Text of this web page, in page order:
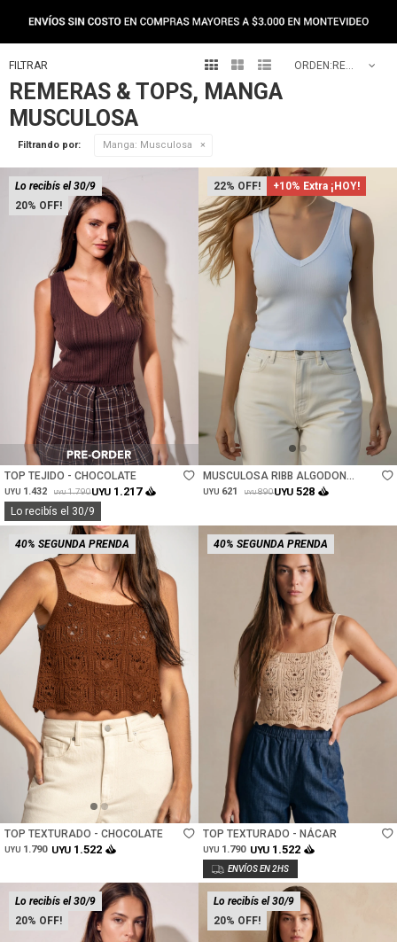
REMERAS & TOPS, MANGA
MUSCULOSA
   RECOMENDADOS
Filtrando por: Manga: Musculosa
20
Lo recibís el 30/9
Talle
TOP TEJIDO - CHOCOLATE
UYU 1.432 UYU 1.790UYU 1.217
Lo recibís el 30/9
22 +10% Extra ¡HOY!
Talle
MUSCULOSA RIBB ALGODON
ELASTANO - BLANCO
UYU 621 UYU 890UYU 528
40% SEGUNDA PRENDA
TOP TEXTURADO - CHOCOLATE
UYU 1.790 UYU 1.522
40% SEGUNDA PRENDA
Talle
TOP TEXTURADO - NÁCAR
UYU 1.790 UYU 1.522
20
Lo recibís el 30/9
20
Lo recibís el 30/9